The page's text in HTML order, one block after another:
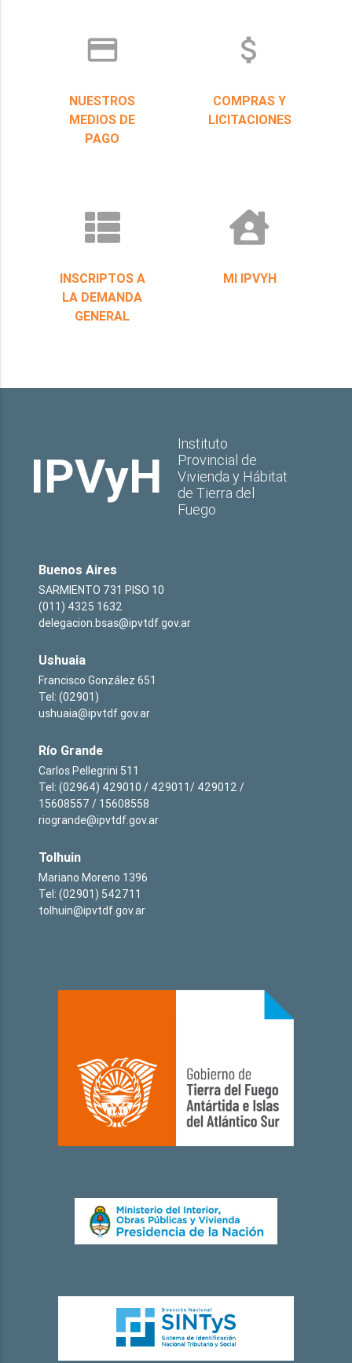
credit_card
NUESTROS
MEDIOS DE
PAGO
attach_money
COMPRAS Y
LICITACIONES
INSCRIPTOS A
LA DEMANDA
GENERAL
MI IPVYH
IPVyH
Instituto
Provincial de
Vivienda y Hábitat
de Tierra del
Fuego
Buenos Aires
SARMIENTO 731 PISO 10
(011) 4325 1632
delegacion.bsas@ipvtdf.gov.ar
Ushuaia
Francisco González 651
Tel: (02901)
ushuaia@ipvtdf.gov.ar
Río Grande
Carlos Pellegrini 511
Tel: (02964) 429010 / 429011/ 429012 /
15608557 / 15608558
riogrande@ipvtdf.gov.ar
Tolhuin
Mariano Moreno 1396
Tel: (02901) 542711
tolhuin@ipvtdf.gov.ar